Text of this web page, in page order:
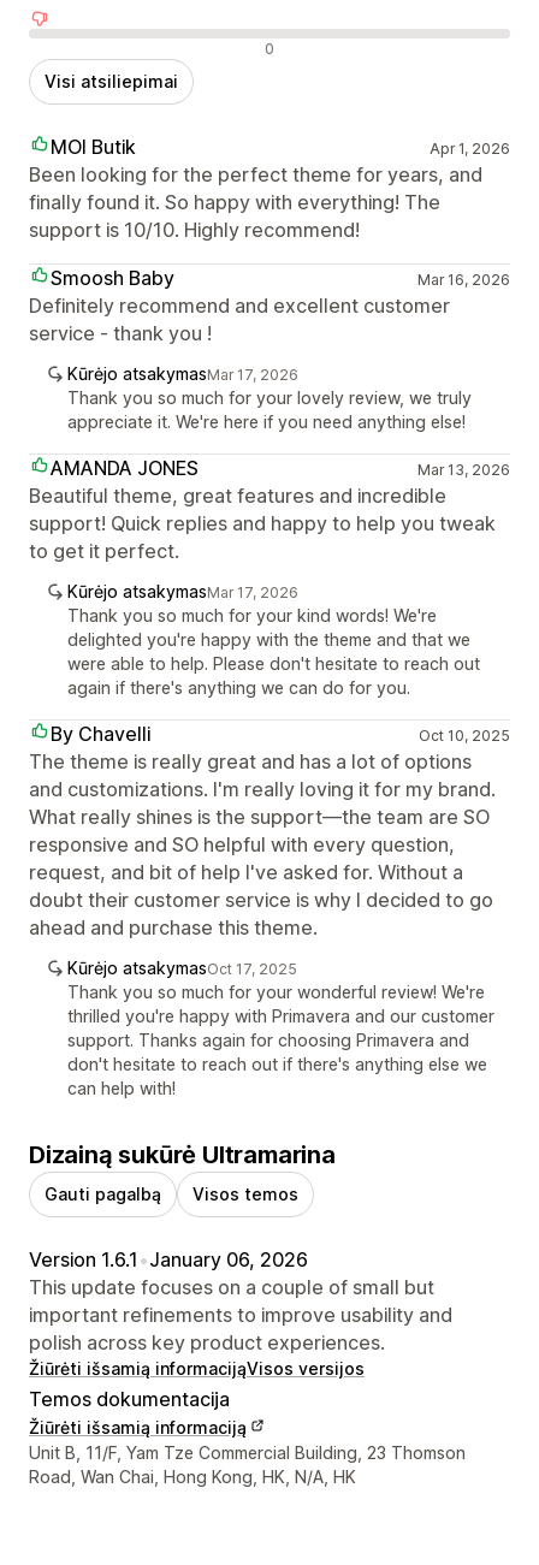
Neigiami atsiliepimai 0
Visi atsiliepimai
MOI Butik Apr 1, 2026
Been looking for the perfect theme for years, and
finally found it. So happy with everything! The
support is 10/10. Highly recommend!
Smoosh Baby
Mar 16, 2026
Definitely recommend and excellent customer
service - thank you !
Kūrėjo atsakymasMar 17, 2026
Thank you so much for your lovely review, we truly
appreciate it. We're here if you need anything else!
AMANDA JONES Mar 13, 2026
Beautiful theme, great features and incredible
support! Quick replies and happy to help you tweak
to get it perfect.
Kūrėjo atsakymasMar 17, 2026
Thank you so much for your kind words! We're
delighted you're happy with the theme and that we
were able to help. Please don't hesitate to reach out
again if there's anything we can do for you.
By Chavelli Oct 10, 2025
The theme is really great and has a lot of options
and customizations. I'm really loving it for my brand.
What really shines is the support—the team are SO
responsive and SO helpful with every question,
request, and bit of help I've asked for. Without a
doubt their customer service is why I decided to go
ahead and purchase this theme.
Kūrėjo atsakymasOct 17, 2025
Thank you so much for your wonderful review! We're
thrilled you're happy with Primavera and our customer
support. Thanks again for choosing Primavera and
don't hesitate to reach out if there's anything else we
can help with!
Dizainą sukūrė Ultramarina
Gauti pagalbą Visos temos
Version 1.6.1 •January 06, 2026
This update focuses on a couple of small but
important refinements to improve usability and
polish across key product experiences.
Žiūrėti išsamią informacijąVisos versijos
Temos dokumentacija
Žiūrėti išsamią informaciją
Kūrėjo kontaktiniai duomenys
Unit B, 11/F, Yam Tze Commercial Building, 23 Thomson
Road, Wan Chai, Hong Kong, HK, N/A, HK